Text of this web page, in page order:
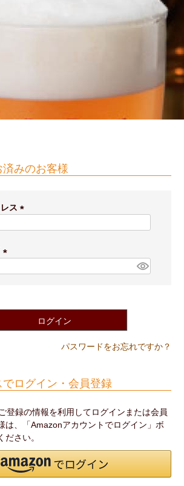
みのお客様
ス
)
ログイン
パスワードをお忘れですか？
ログイン・会員登録
登録の情報を利用してログインまたは会員
は、「Amazonアカウントでログイン」ボ
ださい。